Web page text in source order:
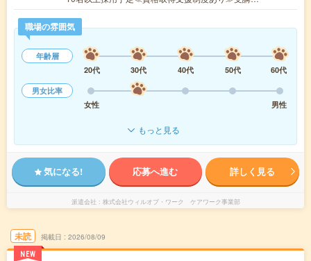
職場の雰囲気
年齢層
20代
30代 40代 50代
60代
男女比率
女性
男性
もっと見る
気になる! 応募へ進む 詳しく見る
派遣会社 株式会社ウィルオブ・ワーク ケアワーク事業部
未読
NEW
掲載日 2026/08/09